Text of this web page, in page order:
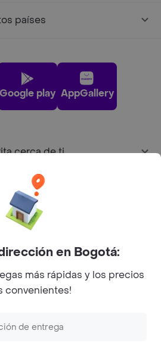
países
Google play AppGallery
cerca de ti
Facebook
Twitter
Instagram
Inc. All rights reserved.
en Bogotá:
más rápidas y los precios
convenientes!